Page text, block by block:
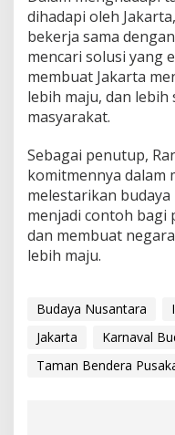
dihadapi oleh
bekerja sama
mencari solusi yang
membuat Jakarta
lebih maju, dan
masyarakat.
Sebagai penutup,
komitmennya dalam
melestarikan
menjadi contoh bagi
dan membuat
lebih maju.
Budaya Nusantara
Jakarta
Karnaval
Taman Bendera